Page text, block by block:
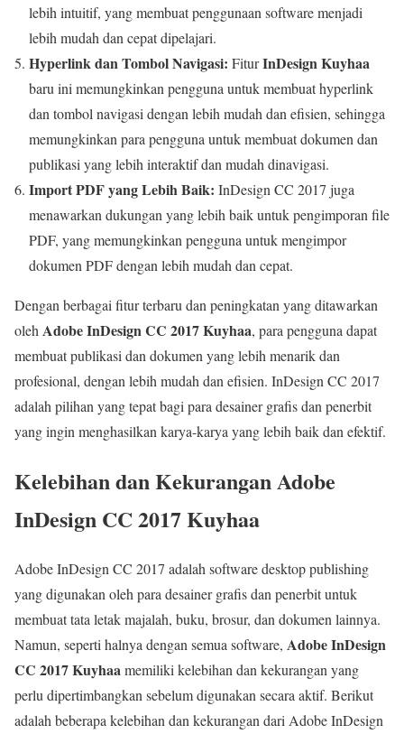
lebih intuitif, yang membuat penggunaan software menjadi
lebih mudah dan cepat dipelajari.
Hyperlink dan Tombol Navigasi: FiturInDesign Kuyhaa
baru ini memungkinkan pengguna untuk membuat hyperlink
dan tombol navigasi dengan lebih mudah dan efisien, sehingga
memungkinkan para pengguna untuk membuat dokumen dan
publikasi yang lebih interaktif dan mudah dinavigasi.
Import PDF yang Lebih Baik: InDesign CC 2017 juga
menawarkan dukungan yang lebih baik untuk pengimporan file
PDF, yang memungkinkan pengguna untuk mengimpor
dokumen PDF dengan lebih mudah dan cepat.
Dengan berbagai fitur terbaru dan peningkatan yang ditawarkan
oleh Adobe InDesign CC 2017 Kuyhaa, para pengguna dapat
membuat publikasi dan dokumen yang lebih menarik dan
profesional, dengan lebih mudah dan efisien. InDesign CC 2017
adalah pilihan yang tepat bagi para desainer grafis dan penerbit
yang ingin menghasilkan karya-karya yang lebih baik dan efektif.
Kelebihan dan Kekurangan Adobe
InDesign CC 2017 Kuyhaa
Adobe InDesign CC 2017 adalah software desktop publishing
yang digunakan oleh para desainer grafis dan penerbit untuk
membuat tata letak majalah, buku, brosur, dan dokumen lainnya.
Namun, seperti halnya dengan semua software, Adobe InDesign
CC 2017 Kuyhaamemiliki kelebihan dan kekurangan yang
perlu dipertimbangkan sebelum digunakan secara aktif. Berikut
adalah beberapa kelebihan dan kekurangan dari Adobe InDesign